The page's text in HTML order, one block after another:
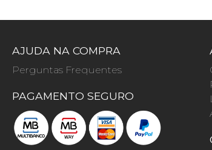
AJUDA NA COMPRA
Perguntas Frequentes
PAGAMENTO SEGURO